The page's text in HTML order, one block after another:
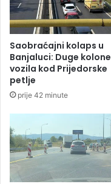
d
l
i
k
o
v
a
n
j
a
:
E
v
o
n
a
a
4
.
8
0
e
v
r
a
u
Saobraćajni kolaps u
Banjaluci: Duge kolone
vozila kod Prijedorske
petlje
prije 42 minute